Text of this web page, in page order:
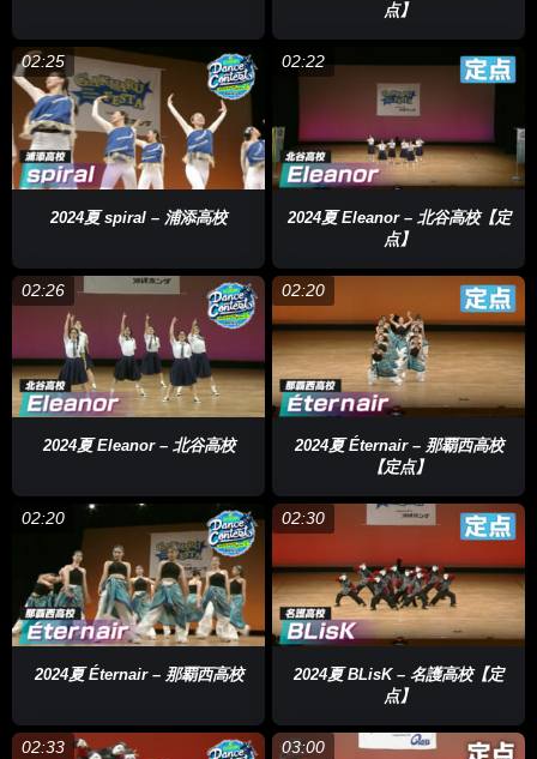
点】
02:25
2024夏 spiral – 浦添高校
02:22
2024夏 Eleanor – 北谷高校【定
点】
02:26
2024夏 Eleanor – 北谷高校
02:20
2024夏 Éternair – 那覇西高校
【定点】
02:20
2024夏 Éternair – 那覇西高校
02:30
2024夏 BLisK – 名護高校【定
点】
02:33 03:00